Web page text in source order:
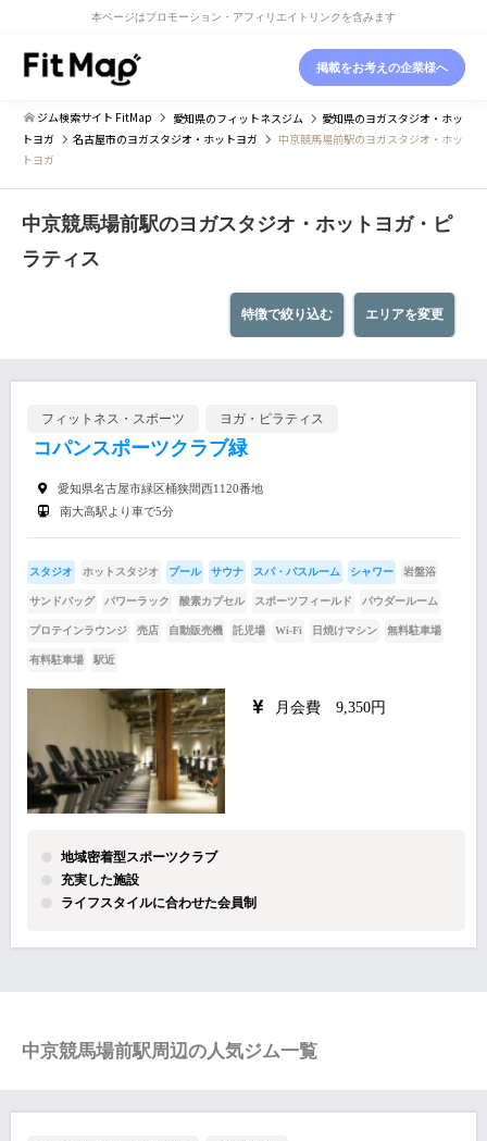
本ページはプロモーション・アフィリエイトリンクを含みます
掲載をお考えの企業様へ
ジム検索サイト FitMap 愛知県のフィットネスジム 愛知県のヨガスタジオ・ホッ
トヨガ
名古屋市のヨガスタジオ・ホットヨガ
中京競馬場前駅のヨガスタジオ・ホッ
トヨガ
中京競馬場前駅のヨガスタジオ・ホットヨガ・ピ
ラティス
エリアを変更
特徴で絞り込む
フィットネス・スポーツ ヨガ・ピラティス
コパンスポーツクラブ緑
愛知県名古屋市緑区桶狭間西1120番地
南大高駅より車で5分
スタジオ ホットスタジオ プール サウナ スパ・バスルーム シャワー 岩盤浴
サンドバッグ パワーラック 酸素カプセル スポーツフィールド パウダールーム
プロテインラウンジ 売店 自動販売機 託児場 Wi-Fi 日焼けマシン 無料駐車場
有料駐車場 駅近
月会費 9,350円
地域密着型スポーツクラブ
充実した施設
ライフスタイルに合わせた会員制
中京競馬場前駅周辺の人気ジム一覧